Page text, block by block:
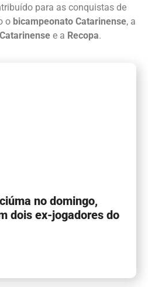
para as conquistas de
o bicampeonato Catarinense, a
e a Recopa.
no domingo,
dois ex-jogadores do